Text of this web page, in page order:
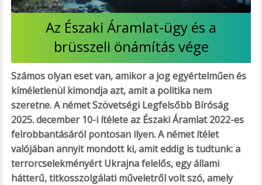
Az Északi Áramlat-ügy és a
brüsszeli önámítás vége
Számos olyan eset van, amikor a jog egyértelműen és
kíméletlenül kimondja azt, amit a politika nem
szeretne. A német Szövetségi Legfelsőbb Bíróság
2025. december 10-i ítélete az Északi Áramlat 2022-es
felrobbantásáról pontosan ilyen. A német ítélet
valójában annyit mondott ki, amit eddig is tudtunk: a
terrorcselekményért Ukrajna felelős, egyállami
hátterű, titkosszolgálati műveletről volt szó, amely